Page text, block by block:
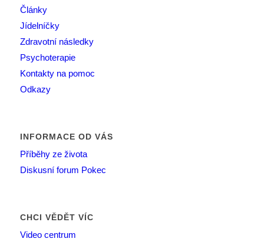
Články
Jídelníčky
Zdravotní následky
Psychoterapie
Kontakty na pomoc
Odkazy
INFORMACE OD VÁS
Příběhy ze života
Diskusní forum Pokec
CHCI VĚDĚT VÍC
Video centrum